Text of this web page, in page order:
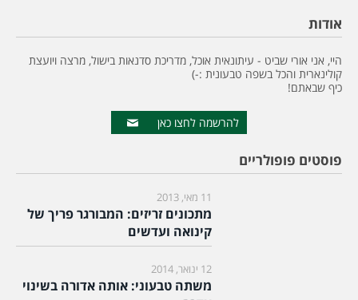
אודות
היי, אני אורי שביט - עיתונאית אוכל, מדריכת סדנאות בישול, מרצה ויועצת
קולינארית והכל בשפה טבעונית :-)
כיף שבאתם!
להרשמה לחצו כאן
פוסטים פופולריים
11 מאי, 2013
מתכונים זריזים: המבורגר פריך של
קינואה ועדשים
12 ינואר, 2014
משתה טבעוני: אותה אדורה בשינוי